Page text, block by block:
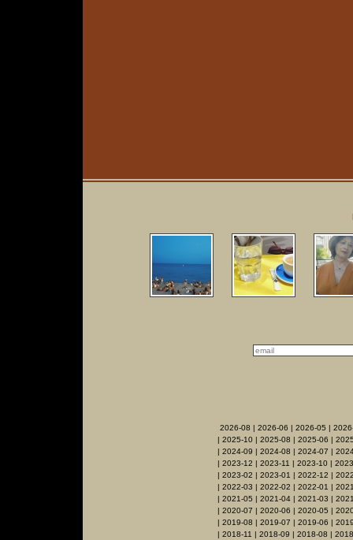
2026-08 | 2026-06 | 2026-05 |
| 2025-10| 2025-08 | 2025-06 |
| 2024-09 | 2024-08 | 2024-07 |
| 2023-12 | 2023-11 | 2023-10 |
| 2023-02 | 2023-01 | 2022-12 |
| 2022-03 | 2022-02 | 2022-01 |
| 2021-05 | 2021-04| 2021-03 |
| 2020-07 | 2020-06 | 2020-05 |
| 2019-08 | 2019-07 | 2019-06 |
| 2018-11 | 2018-09 | 2018-08 |